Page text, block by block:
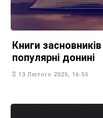
Книги засновників
популярні донині
13 Лютого 2025, 16:55